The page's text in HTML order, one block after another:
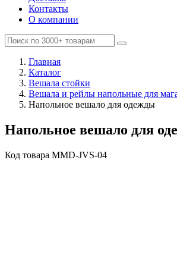
Контакты
О компании
Главная
Каталог
Вешала стойки
Вешала и рейлы напольные для
Напольное вешало для одежды
Напольное вешало для
Код товара MMD-JVS-04